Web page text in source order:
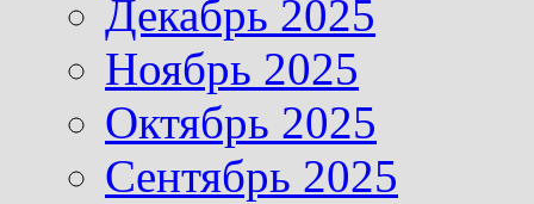
Декабрь 2025
Ноябрь 2025
Октябрь 2025
Сентябрь 2025